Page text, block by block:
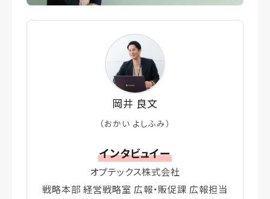
岡井 良文
（おかい よしふみ）
インタビュイー
オプテックス株式会社
戦略本部 経営戦略室 広報・販促課 広報担当